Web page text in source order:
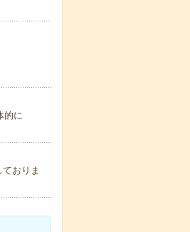
的に
おりま